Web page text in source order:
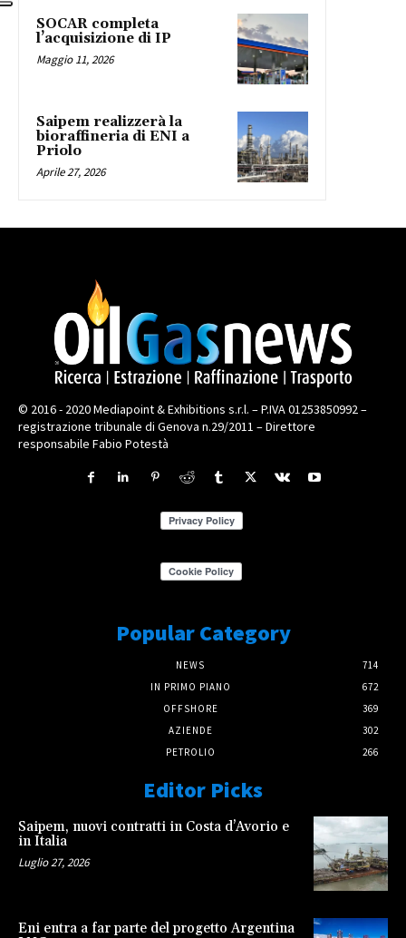
SOCAR completa
l’acquisizione di IP
Maggio 11, 2026
Saipem realizzerà la
bioraffineria di ENI a
Priolo
Aprile 27, 2026
© 2016 - 2020 Mediapoint & Exhibitions s.r.l. – P.IVA 01253850992 –
registrazione tribunale di Genova n.29/2011 – Direttore
responsabile Fabio Potestà
Popular Category
NEWS
714
IN PRIMO PIANO
672
OFFSHORE
369
AZIENDE
302
PETROLIO
266
Editor Picks
Saipem, nuovi contratti in Costa d’Avorio e
in Italia
Luglio 27, 2026
Eni entra a far parte del progetto Argentina